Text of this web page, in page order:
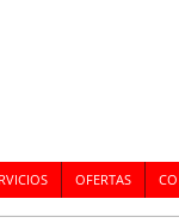
OFERTAS